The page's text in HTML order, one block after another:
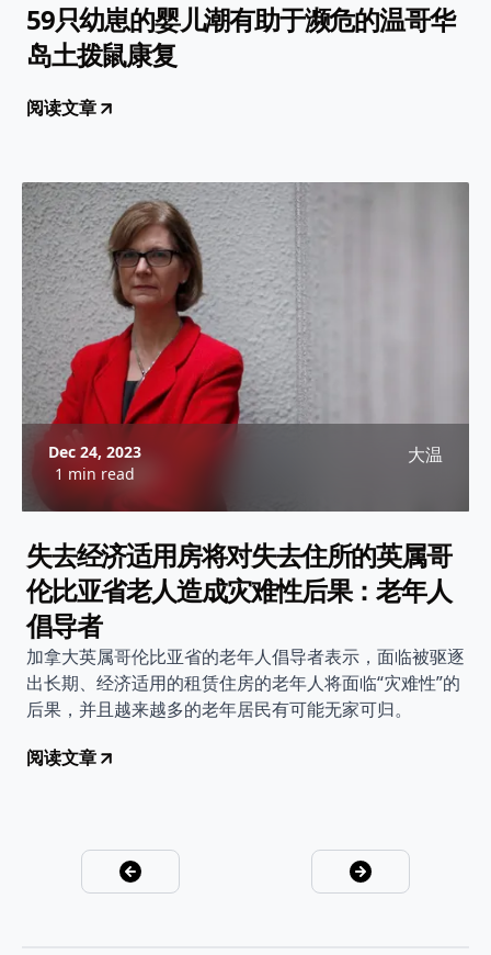
59只幼崽的婴儿潮有助于濒危的温哥华
岛土拨鼠康复
阅读文章
Dec 24, 2023
1 min read
大温
失去经济适用房将对失去住所的英属哥
伦比亚省老人造成灾难性后果：老年人
倡导者
加拿大英属哥伦比亚省的老年人倡导者表示，面临被驱逐
出长期、经济适用的租赁住房的老年人将面临“灾难性”的
后果，并且越来越多的老年居民有可能无家可归。
阅读文章